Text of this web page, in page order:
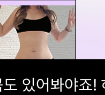
있어봐야죠!